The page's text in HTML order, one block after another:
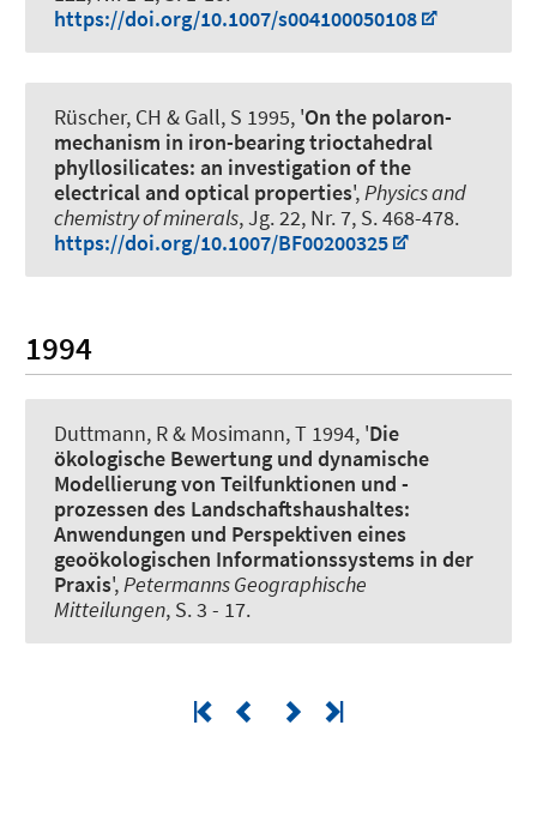
https://doi.org/10.1007/s004100050108
Rüscher, CH & Gall, S 1995, 'On the polaron-
mechanism in iron-bearing trioctahedral
phyllosilicates: an investigation of the
electrical and optical properties',Physics and
chemistry of minerals, Jg. 22, Nr. 7, S. 468-478.
https://doi.org/10.1007/BF00200325
1994
Duttmann, R & Mosimann, T 1994, 'Die
ökologische Bewertung und dynamische
Modellierung von Teilfunktionen und -
prozessen des Landschaftshaushaltes:
Anwendungen und Perspektiven eines
geoökologischen Informationssystems in der
Praxis',Petermanns Geographische
Mitteilungen, S. 3 - 17.